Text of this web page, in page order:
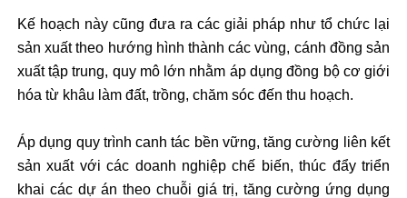
Kế hoạch này cũng đưa ra các giải pháp như tổ chức lại
sản xuất theo hướng hình thành các vùng, cánh đồng sản
xuất tập trung, quy mô lớn nhằm áp dụng đồng bộ cơ giới
hóa từ khâu làm đất, trồng, chăm sóc đến thu hoạch.
Áp dụng quy trình canh tác bền vững, tăng cường liên kết
sản xuất với các doanh nghiệp chế biến, thúc đẩy triển
khai các dự án theo chuỗi giá trị, tăng cường ứng dụng